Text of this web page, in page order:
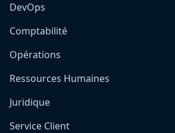
DevOps
Comptabilité
Opérations
Ressources Humaines
Juridique
Service Client